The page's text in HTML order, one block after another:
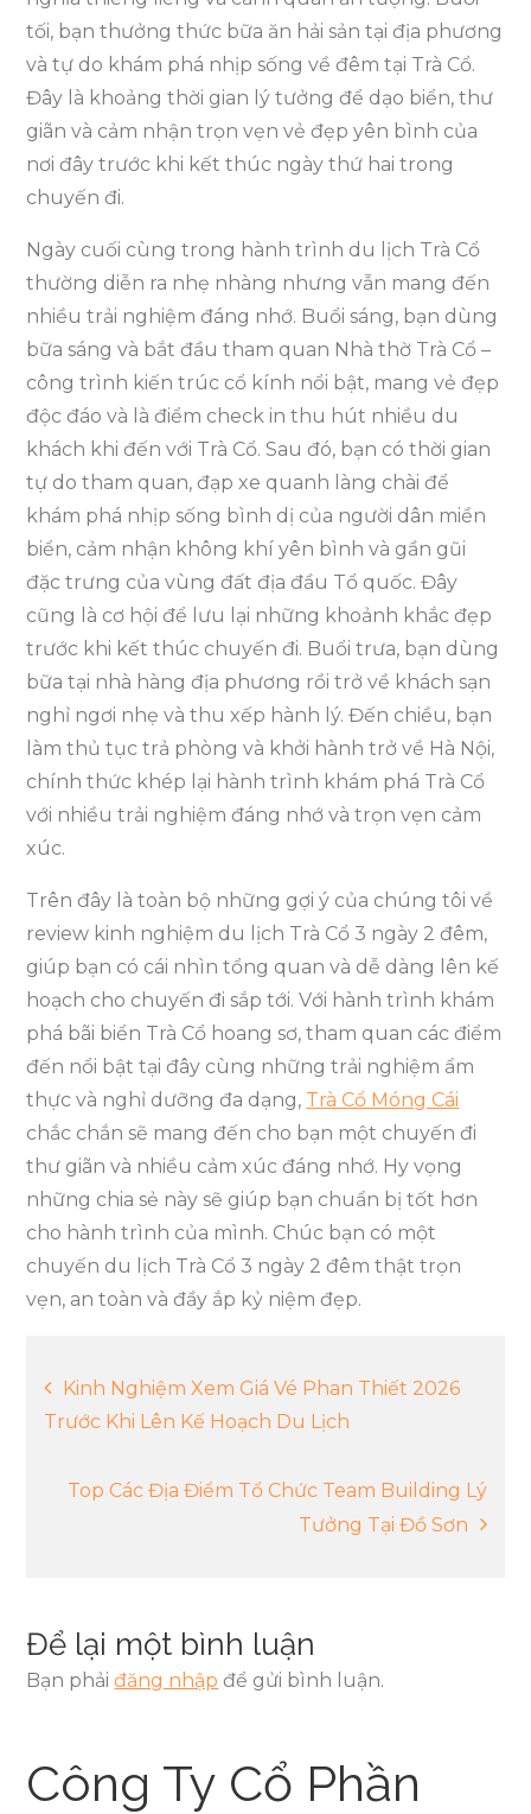
tối, bạn thưởng thức bữa ăn hải sản tại địa phương
và tự do khám phá nhịp sống về đêm tại Trà Cổ.
Đây là khoảng thời gian lý tưởng để dạo biển, thư
giãn và cảm nhận trọn vẹn vẻ đẹp yên bình của
nơi đây trước khi kết thúc ngày thứ hai trong
chuyến đi.
Ngày cuối cùng trong hành trình du lịch Trà Cổ
thường diễn ra nhẹ nhàng nhưng vẫn mang đến
nhiều trải nghiệm đáng nhớ. Buổi sáng, bạn dùng
bữa sáng và bắt đầu tham quan Nhà thờ Trà Cổ –
công trình kiến trúc cổ kính nổi bật, mang vẻ đẹp
độc đáo và là điểm check in thu hút nhiều du
khách khi đến với Trà Cổ. Sau đó, bạn có thời gian
tự do tham quan, đạp xe quanh làng chài để
khám phá nhịp sống bình dị của người dân miền
biển, cảm nhận không khí yên bình và gần gũi
đặc trưng của vùng đất địa đầu Tổ quốc. Đây
cũng là cơ hội để lưu lại những khoảnh khắc đẹp
trước khi kết thúc chuyến đi. Buổi trưa, bạn dùng
bữa tại nhà hàng địa phương rồi trở về khách sạn
nghỉ ngơi nhẹ và thu xếp hành lý. Đến chiều, bạn
làm thủ tục trả phòng và khởi hành trở về Hà Nội,
chính thức khép lại hành trình khám phá Trà Cổ
với nhiều trải nghiệm đáng nhớ và trọn vẹn cảm
xúc.
Trên đây là toàn bộ những gợi ý của chúng tôi về
review kinh nghiệm du lịch Trà Cổ 3 ngày 2 đêm,
giúp bạn có cái nhìn tổng quan và dễ dàng lên kế
hoạch cho chuyến đi sắp tới. Với hành trình khám
phá bãi biển Trà Cổ hoang sơ, tham quan các điểm
đến nổi bật tại đây cùng những trải nghiệm ẩm
thực và nghỉ dưỡng đa dạng, Trà Cổ Móng Cái
chắc chắn sẽ mang đến cho bạn một chuyến đi
thư giãn và nhiều cảm xúc đáng nhớ. Hy vọng
những chia sẻ này sẽ giúp bạn chuẩn bị tốt hơn
cho hành trình của mình. Chúc bạn có một
chuyến du lịch Trà Cổ 3 ngày 2 đêm thật trọn
vẹn, an toàn và đầy ắp kỷ niệm đẹp.
Điều
hướng
bài
Kinh Nghiệm Xem Giá Vé Phan Thiết 2026
Trước Khi Lên Kế Hoạch Du Lịch
Top Các Địa Điểm Tổ Chức Team Building Lý
Tưởng Tại Đồ Sơn
Để lại một bình luận
Bạn phảiđăng nhập để gửi bình luận.
Công Ty Cổ Phần